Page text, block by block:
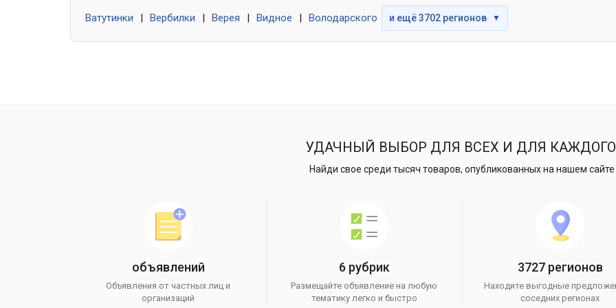
Ватутинки Вербилки Верея Видное Володарского и ещё 3702 регионов ▼
УДАЧНЫЙ ВЫБОР ДЛЯ ВСЕХ И ДЛЯ
Найди свое среди тысяч товаров, опубликованных на нашем сайте
объявлений
Объявления от частных лиц и
организаций
6 рубрик
Размещайте объявление на любую
тематику легко и быстро
3727 регионов
Находите выгодные
соседних регионах